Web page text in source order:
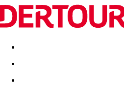
Destinatii Vacanta perfecta